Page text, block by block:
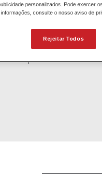
690 - Permafleet
e impecáveis
personalizados. Pode exercer
consulte o nosso aviso de
Rejeitar Todos